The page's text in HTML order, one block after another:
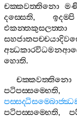
චක‍්කවත‍්තිනො
දස‍්සෙති,ඉදම‍්පි
එකන‍්තකුසලත‍්තා
හොති.
චක‍්කවත‍්තිනො
පටිපස‍්සම‍්භෙති
පටිපස‍්සම‍්භෙති,